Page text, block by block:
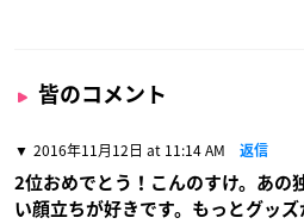
皆のコメント
2016年11月12日 at 11:14 AM 返信
2位おめでとう！こんのすけ。あの
い顔立ちが好きです。もっとグッズ